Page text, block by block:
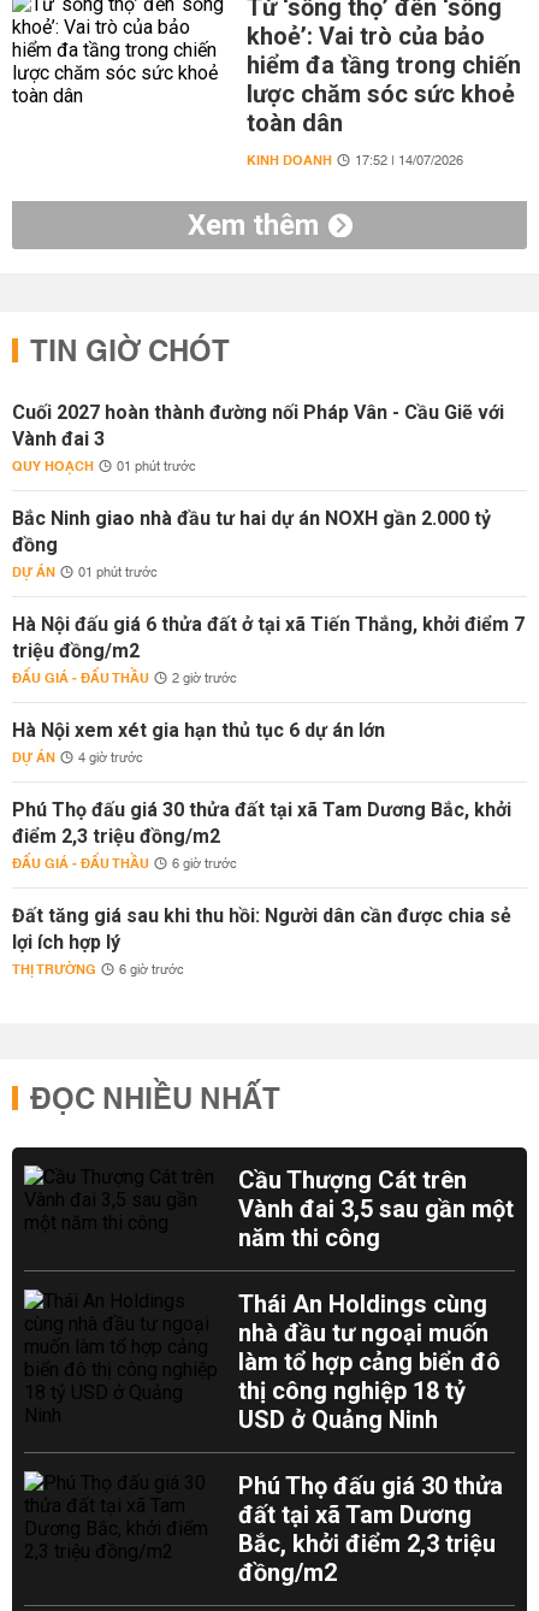
Từ ‘sống thọ’ đến ‘sống
khoẻ’: Vai trò của bảo
hiểm đa tầng trong chiến
lược chăm sóc sức khoẻ
toàn dân
KINH DOANH 17:52 | 14/07/2026
Xem thêm
TIN GIỜ CHÓT
Cuối 2027 hoàn thành đường nối Pháp Vân - Cầu Giẽ với
Vành đai 3
QUY HOẠCH 01 phút trước
Bắc Ninh giao nhà đầu tư hai dự án NOXH gần 2.000 tỷ
đồng
DỰ ÁN 01 phút trước
Hà Nội đấu giá 6 thửa đất ở tại xã Tiến Thắng, khởi điểm 7
triệu đồng/m2
ĐẤU GIÁ - ĐẤU THẦU 2 giờ trước
Hà Nội xem xét gia hạn thủ tục 6 dự án lớn
DỰ ÁN 4 giờ trước
Phú Thọ đấu giá 30 thửa đất tại xã Tam Dương Bắc, khởi
điểm 2,3 triệu đồng/m2
ĐẤU GIÁ - ĐẤU THẦU 6 giờ trước
Đất tăng giá sau khi thu hồi: Người dân cần được chia sẻ
lợi ích hợp lý
THỊ TRƯỜNG 6 giờ trước
ĐỌC NHIỀU NHẤT
Cầu Thượng Cát trên
Vành đai 3,5 sau gần một
năm thi công
Thái An Holdings cùng
nhà đầu tư ngoại muốn
làm tổ hợp cảng biển đô
thị công nghiệp 18 tỷ
USD ở Quảng Ninh
Phú Thọ đấu giá 30 thửa
đất tại xã Tam Dương
Bắc, khởi điểm 2,3 triệu
đồng/m2